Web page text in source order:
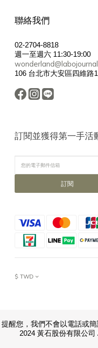
聯絡我們
02-2704-8818
週一至週六 11:30-19:00
106 台北市大安區四維路
訂閱並獲得第一手活
訂閱
$ TWD
提醒您，我們不會以電話或
2024 黃石股份有限公